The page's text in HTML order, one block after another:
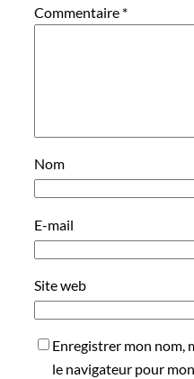
Commentaire *
Nom
E-mail
Site web
Enregistrer mon nom,
le navigateur pour